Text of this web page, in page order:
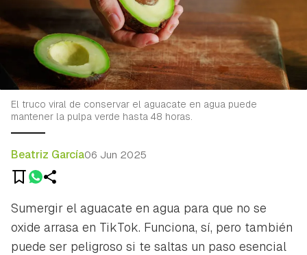
El truco viral de conservar el aguacate en agua puede
mantener la pulpa verde hasta 48 horas.
Beatriz García06 Jun 2025
Sumergir el aguacate en agua para que no se
oxide arrasa en TikTok. Funciona, sí, pero también
puede ser peligroso si te saltas un paso esencial